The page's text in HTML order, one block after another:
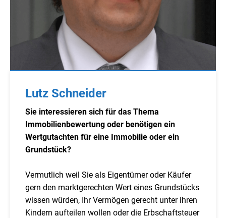
Lutz Schneider
Sie interessieren sich für das Thema
Immobilienbewertung oder benötigen ein
Wertgutachten für eine Immobilie oder ein
Grundstück?
Vermutlich weil Sie als Eigentümer oder Käufer
gern den marktgerechten Wert eines Grundstücks
wissen würden, Ihr Vermögen gerecht unter ihren
Kindern aufteilen wollen oder die Erbschaftsteuer